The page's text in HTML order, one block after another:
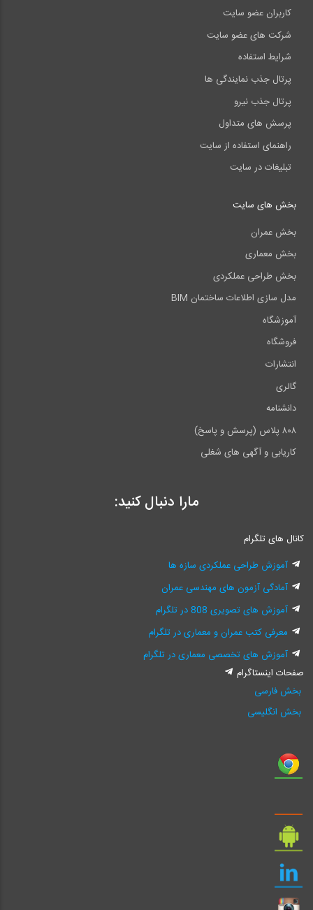
کاربران عضو سایت
شرکت های عضو سایت
شرایط استفاده
پرتال جذب نمایندگی ها
پرتال جذب نیرو
پرسش های متداول
راهنمای استفاده از سایت
تبلیغات در سایت
بخش های سایت
بخش عمران
بخش معماری
بخش طراحی عملکردی
مدل سازی اطلاعات ساختمان BIM
آموزشگاه
فروشگاه
انتشارات
گالری
دانشنامه
۸۰۸ پلاس (پرسش و پاسخ)
کاریابی و آگهی های شغلی
مارا دنبال کنید:
کانال های تلگرام
آموزش طراحی عملکردی سازه ها
آمادگی آزمون های مهندسی عمران
آموزش های تصویری 808 در تلگرام
معرفی کتب عمران و معماری در تلگرام
آموزش های تخصصی معماری در تلگرام
صفحات اینستاگرام
بخش فارسی
بخش انگلیسی